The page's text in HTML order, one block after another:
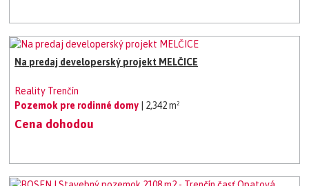
Na predaj developerský projekt MELČICE
Reality Trenčín
Pozemok pre rodinné domy
| 2,342 m²
Cena dohodou